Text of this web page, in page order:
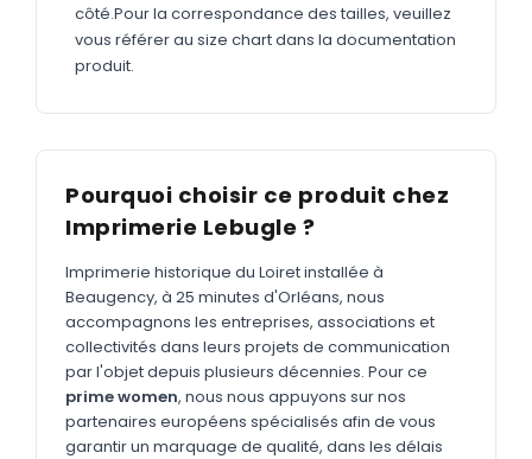
Sweatshirts Nouveau
GOODIES
Catalogue complet Nouveau
Bureau & écriture
Sacs & voyages
Verres & déjeuner
Technologie
Vêtements
Outils & porte-clés
Cuisine
côté.Pour la correspondance des tailles, veuillez
vous référer au size chart dans la documentation
produit.
Pourquoi choisir ce produit chez
Imprimerie Lebugle ?
Imprimerie historique du Loiret installée à
Beaugency, à 25 minutes d'Orléans, nous
accompagnons les entreprises, associations et
collectivités dans leurs projets de communication
par l'objet depuis plusieurs décennies. Pour ce
prime women, nous nous appuyons sur nos
partenaires européens spécialisés afin de vous
garantir un marquage de qualité, dans les délais